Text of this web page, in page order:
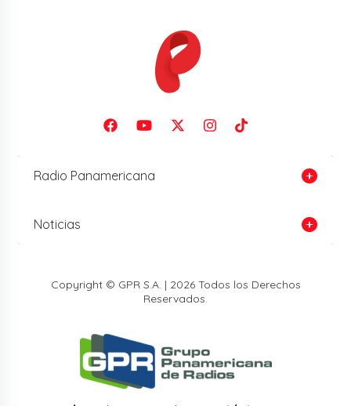
Radio Panamericana
Noticias
Copyright © GPR S.A. | 2026 Todos los Derechos
Reservados.